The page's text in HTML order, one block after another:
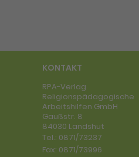
KONTAKT
RPA-Verlag
Religionspädagogische
Arbeitshilfen GmbH
Gaußstr. 8
84030 Landshut
Tel.: 0871/73237
Fax: 0871/73996